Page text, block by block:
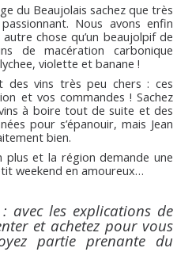
du Beaujolais sachez que très
Nous avons enfin
chose qu’un beaujolpif de
de macération carbonique
violette et banane !
des vins très peu chers : ces
et vos commandes ! Sachez
à boire tout de suite et des
pour s’épanouir, mais Jean
bien.
et la région demande une
weekend en amoureux…
avec les explications de
et achetez pour vous
partie prenante du